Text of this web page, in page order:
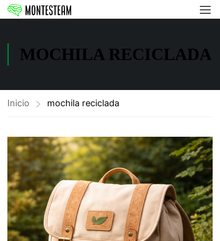
MOCHILA RECICLADA
Inicio mochila reciclada